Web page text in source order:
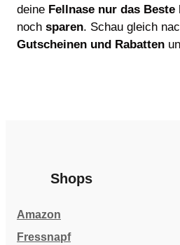
deine Fellnase nur das Beste
noch sparen. Schau gleich
Gutscheinen und Rabatten
Shops
Amazon
Fressnapf